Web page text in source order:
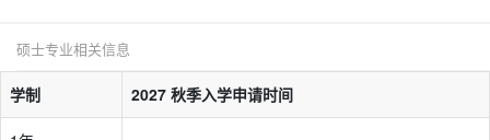
硕士专业相关信息
学制 2027 秋季入学申请时间